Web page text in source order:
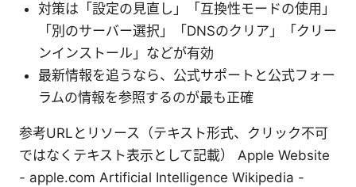
対策は「設定の見直し」「互換性モードの使用」
「別のサーバー選択」「DNSのクリア」「クリー
ンインストール」などが有効
最新情報を追うなら、公式サポートと公式フォー
ラムの情報を参照するのが最も正確
参考URLとリソース（テキスト形式、クリック不可
ではなくテキスト表示として記載） Apple Website
- apple.com Artificial Intelligence Wikipedia -